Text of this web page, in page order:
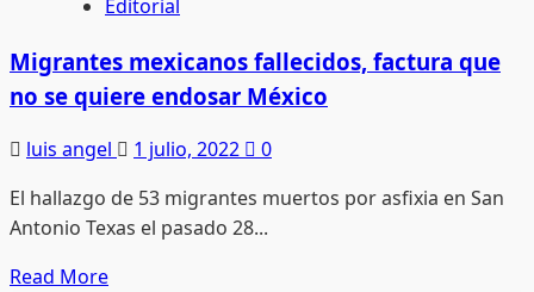
Editorial
Migrantes mexicanos fallecidos, factura que
no se quiere endosar México
luis angel 1 julio, 2022
0
El hallazgo de 53 migrantes muertos por asfixia en San
Antonio Texas el pasado 28...
Read MoreRead